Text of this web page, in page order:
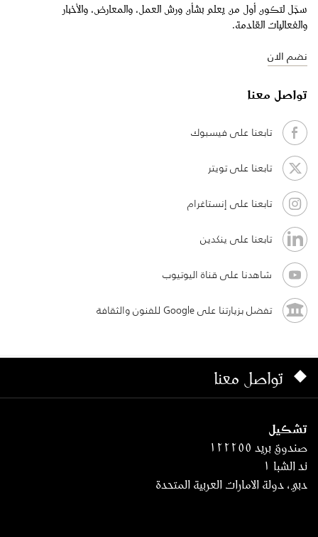
سجّل لتكون أول من يعلم بشأن ورش العمل، والمعارض، والأخبار
والفعاليات القادمة.
نضم الان
تواصل معنا
تابعنا على فيسبوك
تابعنا على تويتر
تابعنا على إنستاغرام
تابعنا على ينكدين
شاهدنا على قناة اليوتيوب
تفضل بزيارتنا على Google للفنون والثقافة
تواصل معنا
تشكيل
صندوق بريد ١٢٢٢٥٥
ند الشبا ١
دبي، دولة الامارات العربية المتحدة